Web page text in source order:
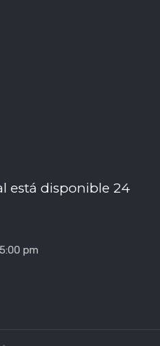
está disponible 24
pm